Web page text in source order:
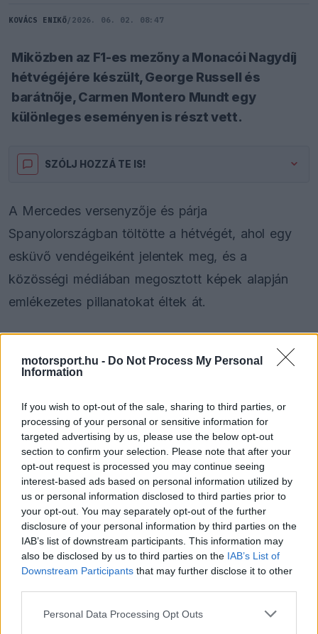
motorsport.hu - Do Not Process My Personal
Information
If you wish to opt-out of the sale, sharing to third parties, or
processing of your personal or sensitive information for
targeted advertising by us, please use the below opt-out
section to confirm your selection. Please note that after your
opt-out request is processed you may continue seeing
interest-based ads based on personal information utilized by
us or personal information disclosed to third parties prior to
your opt-out. You may separately opt-out of the further
disclosure of your personal information by third parties on the
IAB’s list of downstream participants. This information may
also be disclosed by us to third parties on the IAB’s List of
Downstream Participants that may further disclose it to other
Please note that this website/app uses one or more Google
Personal Data Processing Opt Outs
KOVÁCS ENIKŐ/ 2026. 06. 02. 08:47
Miközben az F1-es mezőny a Monacói Nagydíj
hétvégéjére készült, George Russell és
barátnője, Carmen Montero Mundt egy
különleges eseményen is részt vett.
SZÓLJ HOZZÁ TE IS!
A Mercedes versenyzője és párja
Spanyolországban töltötte a hétvégét, ahol egy
esküvő vendégeiként jelentek meg, és a
közösségi médiában megosztott képek alapján
emlékezetes pillanatokat éltek át.
több új fotót is közzétett Instagram-oldalán,
képeken elegáns környezet, ünnepi hangulat és
kifinomult megjelenés látható.
Video
Player
loading.
This
is
a
modal
The media could not be loaded, either because
the server or network failed or because the format
is not supported.